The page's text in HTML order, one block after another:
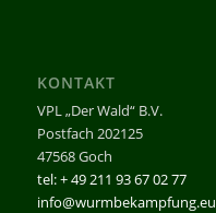
KONTAKT
VPL „Der Wald“ B.V.
Postfach 202125
47568 Goch
tel: + 49 211 93 67 02 77
info@wurmbekampfung.eu